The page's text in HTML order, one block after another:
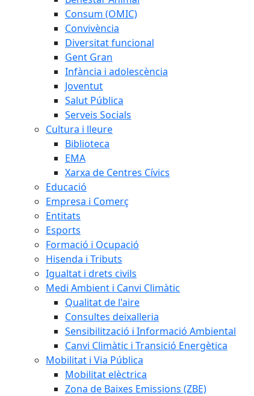
Consum (OMIC)
Convivència
Diversitat funcional
Gent Gran
Infància i adolescència
Joventut
Salut Pública
Serveis Socials
Cultura i lleure
Biblioteca
EMA
Xarxa de Centres Cívics
Educació
Empresa i Comerç
Entitats
Esports
Formació i Ocupació
Hisenda i Tributs
Igualtat i drets civils
Medi Ambient i Canvi Climàtic
Qualitat de l'aire
Consultes deixalleria
Sensibilització i Informació Ambiental
Canvi Climàtic i Transició Energètica
Mobilitat i Via Pública
Mobilitat elèctrica
Zona de Baixes Emissions (ZBE)